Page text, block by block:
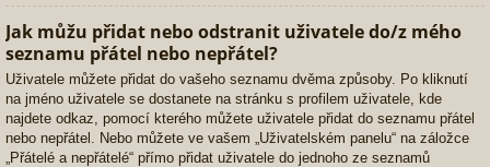
Jak můžu přidat nebo odstranit uživatele do/z mého
seznamu přátel nebo nepřátel?
Uživatele můžete přidat do vašeho seznamu dvěma způsoby. Po kliknutí
na jméno uživatele se dostanete na stránku s profilem uživatele, kde
najdete odkaz, pomocí kterého můžete uživatele přidat do seznamu přátel
nebo nepřátel. Nebo můžete ve vašem „Uživatelském panelu“ na záložce
„Přátelé a nepřátelé“ přímo přidat uživatele do jednoho ze seznamů